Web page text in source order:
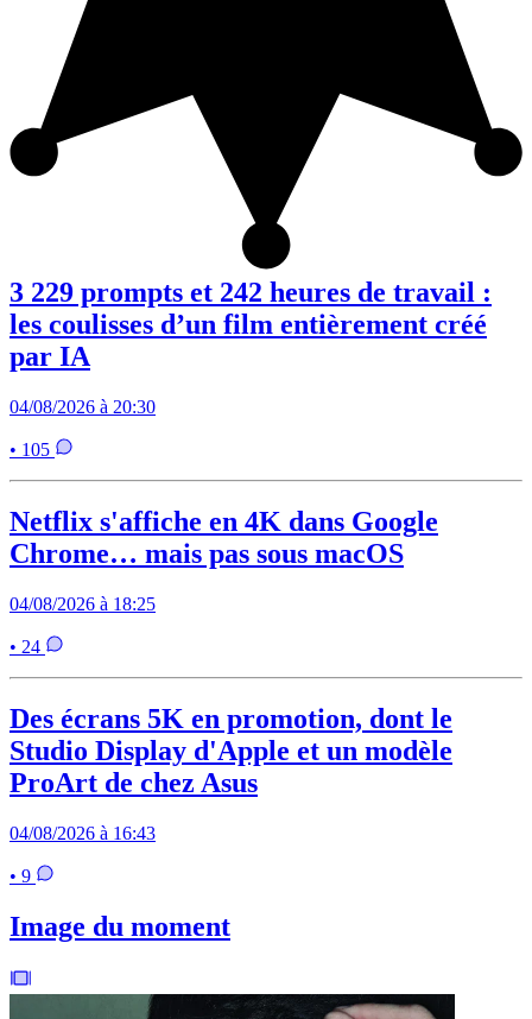
3 229 prompts et 242 heures de travail :
les coulisses d’un film entièrement créé
par IA
04/08/2026 à 20:30
• 105
Netflix s'affiche en 4K dans Google
Chrome… mais pas sous macOS
04/08/2026 à 18:25
• 24
Des écrans 5K en promotion, dont le
Studio Display d'Apple et un modèle
ProArt de chez Asus
04/08/2026 à 16:43
• 9
Image du moment